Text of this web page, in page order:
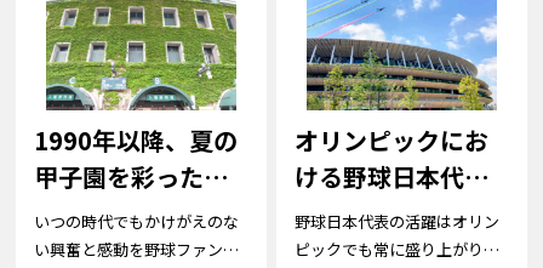
1990年以降、夏の
甲子園を彩った高
校球児スターと名
勝負をピックアッ
いつの時代でもかけがえのな
い興奮と感動を野球ファンに
オリンピックにお
ける野球日本代表
の歴史を紹介致し
ます！
野球日本代表の活躍はオリン
ピックでも常に盛り上がりを